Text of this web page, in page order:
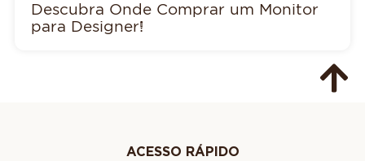
Descubra Onde Comprar um Monitor
para Designer!
ACESSO RÁPIDO